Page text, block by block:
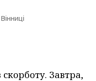
Завтра,